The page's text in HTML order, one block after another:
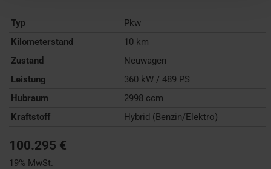
Typ
Pkw
Kilometerstand
10 km
Zustand
Neuwagen
Leistung
360 kW / 489 PS
Hubraum
2998 ccm
Kraftstoff
Hybrid (Benzin/Elektro)
100.295 €
19% MwSt.